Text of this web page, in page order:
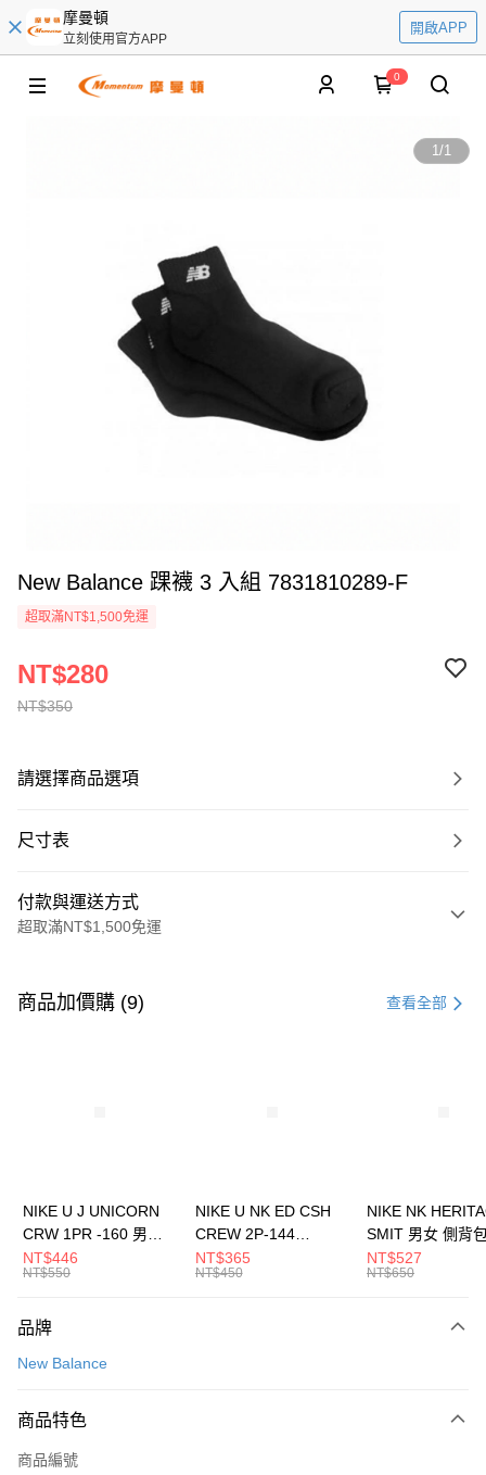
摩曼頓
立刻使用官方APP
開啟APP
0
1/1
New Balance 踝襪 3 入組 7831810289-F
超取滿NT$1,500免運
NT$350
NT$280
請選擇商品選項
尺寸表
付款與運送方式
超取滿NT$1,500免運
信用卡一次付款
元大商業銀行
台灣樂天信用卡公司
全盈+PAY
AFTEE先享後付
【關於「AFTEE先享後付」】
便利好安心！
３．安心：先確認商品／服務後，再付款。
【「AFTEE先享後付」結帳流程】
運送方式
每筆NT$100，滿NT$1,500(含以上)免運費
宅配
商品加價購 (9) 查看全部
NIKE U J UNICORN
CRW 1PR -160 男女
中統襪 FZ3393100
NT$446
NT$550
NIKE U NK ED CSH
CREW 2P-144
EMBRDY 男女 短統襪
FZ3073133
NT$365
NT$450
NIKE NK
SMIT 男女 側背
BA5871010
NT$527
NT$650
品牌
New Balance
商品特色
商品編號